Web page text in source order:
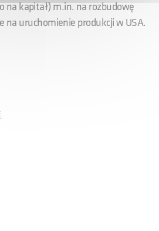
na kapitał) m.in. na rozbudowę
na uruchomienie produkcji w USA.